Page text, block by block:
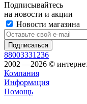
Подписывайтесь
на новости и акции
Новости магазина
88003331236
2002 —2026 ©
Компания
Информация
Помощь